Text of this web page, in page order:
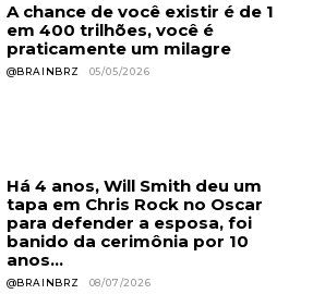
A chance de você existir é de 1
em 400 trilhões, você é
praticamente um milagre
@BRAINBRZ 05/05/2026
Há 4 anos, Will Smith deu um
tapa em Chris Rock no Oscar
para defender a esposa, foi
banido da cerimônia por 10
anos...
@BRAINBRZ 08/07/2026